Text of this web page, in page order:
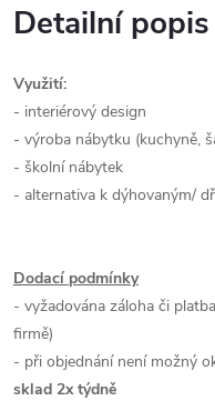
Detailní
Využití:
- interiérový design
- výroba nábytku (kuchyně,
- školní nábytek
- alternativa k dýhovaným/
Dodací podmínky
- vyžadována záloha či
firmě)
- při objednání není možný
sklad 2x týdně